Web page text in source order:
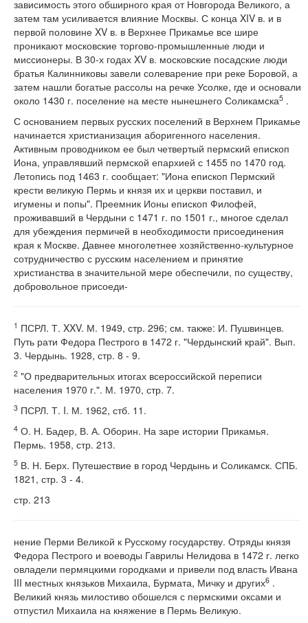
зависимость этого обширного края от Новгорода Великого, а
затем там усиливается влияние Москвы. С конца XIV в. и в
первой половине XV в. в Верхнее Прикамье все шире
проникают московские торгово-промышленные люди и
миссионеры. В 30-х годах XV в. московские посадские люди
братья Калинниковы завели солеварение при реке Боровой, а
затем нашли богатые рассолы на речке Усолке, где и основали
около 1430 г. поселение на месте нынешнего Соликамска5 .
С основанием первых русских поселений в Верхнем Прикамье
начинается христианизация аборигенного населения.
Активным проводником ее был четвертый пермский епископ
Иона, управлявший пермской епархией с 1455 по 1470 год.
Летопись под 1463 г. сообщает: "Иона епископ Пермский
крести великую Пермь и князя их и церкви поставил, и
игумены и попы". Преемник Ионы епископ Филофей,
проживавший в Чердыни с 1471 г. по 1501 г., многое сделал
для убеждения пермичей в необходимости присоединения
края к Москве. Давнее многолетнее хозяйственно-культурное
сотрудничество с русским населением и принятие
христианства в значительной мере обеспечили, по существу,
добровольное присоеди-
1 ПСРЛ. Т. XXV. М. 1949, стр. 296; см. также: И. Пушвинцев.
Путь рати Федора Пестрого в 1472 г. "Чердынский край". Вып.
3. Чердынь. 1928, стр. 8 - 9.
2 "О предварительных итогах всероссийской переписи
населения 1970 г.". М. 1970, стр. 7.
3 ПСРЛ. Т. I. М. 1962, стб. 11.
4 О. Н. Бадер, В. А. Оборин. На заре истории Прикамья.
Пермь. 1958, стр. 213.
5 В. Н. Берх. Путешествие в город Чердынь и Соликамск. СПБ.
1821, стр. 3 - 4.
стр. 213
нение Перми Великой к Русскому государству. Отряды князя
Федора Пестрого и воеводы Гаврилы Нелидова в 1472 г. легко
овладели пермяцкими городками и привели под власть Ивана
III местных князьков Михаила, Бурмата, Мичку и других6 .
Великий князь милостиво обошелся с пермскими оксами и
отпустил Михаила на княжение в Пермь Великую.